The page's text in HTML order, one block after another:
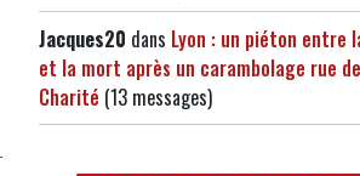
Jacques20 dans Lyon : un piéton entre
et la mort après un carambolage rue
Charité (13 messages)